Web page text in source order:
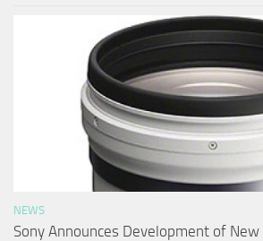
NEWS
Sony Announces Development of